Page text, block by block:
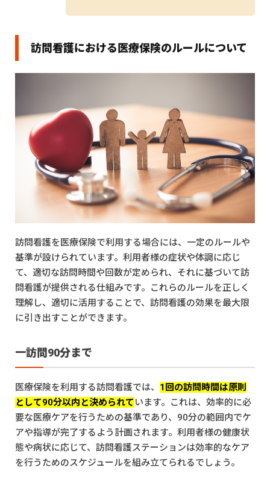
訪問看護における医療保険のルールについて
訪問看護を医療保険で利用する場合には、一定のルールや
基準が設けられています。利用者様の症状や体調に応じ
て、適切な訪問時間や回数が定められ、それに基づいて訪
問看護が提供される仕組みです。これらのルールを正しく
理解し、適切に活用することで、訪問看護の効果を最大限
に引き出すことができます。
一訪問90分まで
医療保険を利用する訪問看護では、 1回の訪問時間は原則
として90分以内と決められて います。これは、効率的に必
要な医療ケアを行うための基準であり、90分の範囲内でケ
アや指導が完了するよう計画されます。利用者様の健康状
態や病状に応じて、訪問看護ステーションは効率的なケア
を行うためのスケジュールを組み立てられるでしょう。